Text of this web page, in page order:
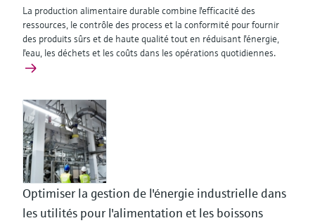
La production alimentaire durable combine l'efficacité des
ressources, le contrôle des process et la conformité pour fournir
des produits sûrs et de haute qualité tout en réduisant l'énergie,
l'eau, les déchets et les coûts dans les opérations quotidiennes.
Optimiser la gestion de l'énergie industrielle dans
les utilités pour l'alimentation et les boissons